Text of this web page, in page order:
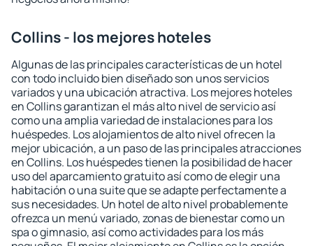
Collins - los mejores hoteles
Algunas de las principales características de un hotel
con todo incluido bien diseñado son unos servicios
variados y una ubicación atractiva. Los mejores hoteles
en Collins garantizan el más alto nivel de servicio así
como una amplia variedad de instalaciones para los
huéspedes. Los alojamientos de alto nivel ofrecen la
mejor ubicación, a un paso de las principales atracciones
en Collins. Los huéspedes tienen la posibilidad de hacer
uso del aparcamiento gratuito así como de elegir una
habitación o una suite que se adapte perfectamente a
sus necesidades. Un hotel de alto nivel probablemente
ofrezca un menú variado, zonas de bienestar como un
spa o gimnasio, así como actividades para los más